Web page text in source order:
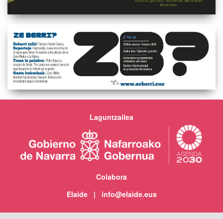
Laguntzailea
Colabora
Elaide | info@elaide.eus